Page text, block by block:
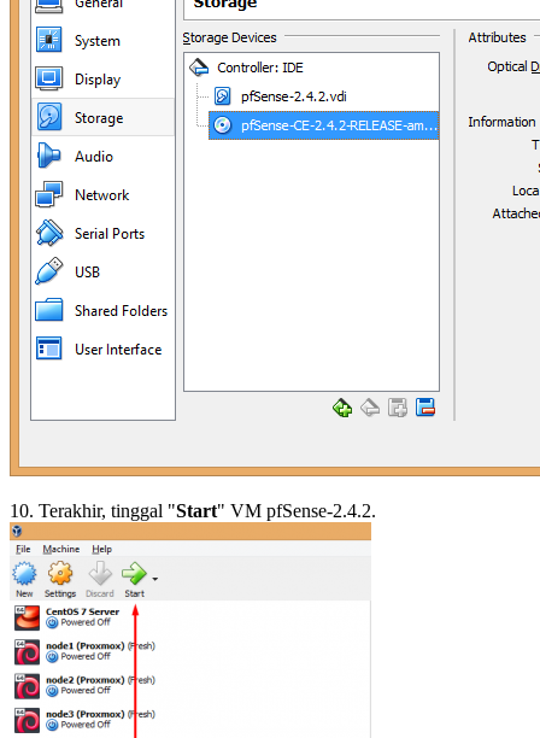
10. Terakhir, tinggal "Start" VM pfSense-2.4.2.